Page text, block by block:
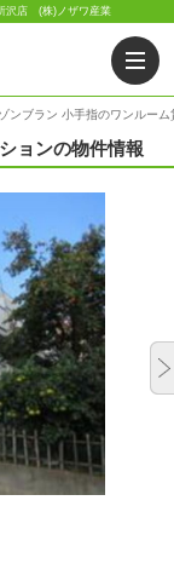
沢店 (株)ノザワ産業
ンブラン 小手指のワンルー
ョンの物件情報